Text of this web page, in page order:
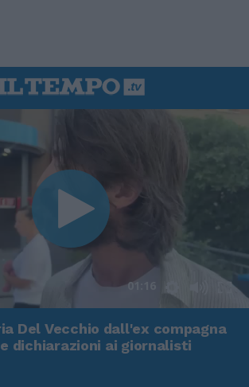
01:16
Del Vecchio dall'ex compagna
dichiarazioni ai giornalisti